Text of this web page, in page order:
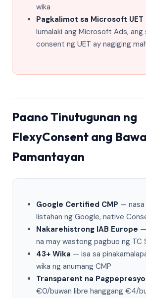
wika
Pagkalimot sa Microsoft UET
lumalaki ang Microsoft Ads,
consent ng UET ay nagiging
Paano Tinutugunan ng
FlexyConsent ang
Pamantayan
Google Certified CMP — nasa
listahan ng Google, native
Nakarehistrong IAB Europe
na may wastong pagbuo ng TC
43+ Wika — isa sa
wika ng anumang CMP
Transparent na Pagpepresyo
€0/buwan libre hanggang €4/